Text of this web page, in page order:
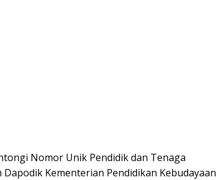
Nomor Unik Pendidik dan Tenaga
Kementerian Pendidikan Kebudayaan